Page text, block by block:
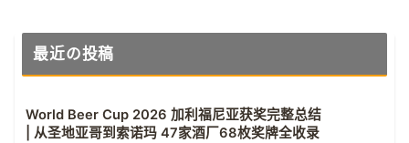
最近の投稿
World Beer Cup 2026 加利福尼亚获奖完整总结
| 从圣地亚哥到索诺玛 47家酒厂68枚奖牌全收录